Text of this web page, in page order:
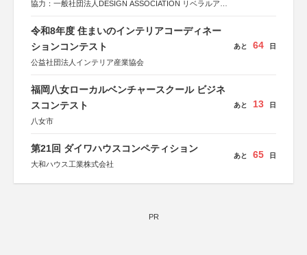
協力：一般社団法人DESIGN ASSOCIATION リベラルアー
運営：TOKYO COMPANY株式会社
令和8年度 住まいのインテリアコーディネー
ションコンテスト
公益社団法人インテリア産業協会
あと 64 日
福岡八女ローカルベンチャースクール ビジネ
スコンテスト
八女市
あと 13 日
第21回 ダイワハウスコンペティション
大和ハウス工業株式会社
あと 65 日
PR